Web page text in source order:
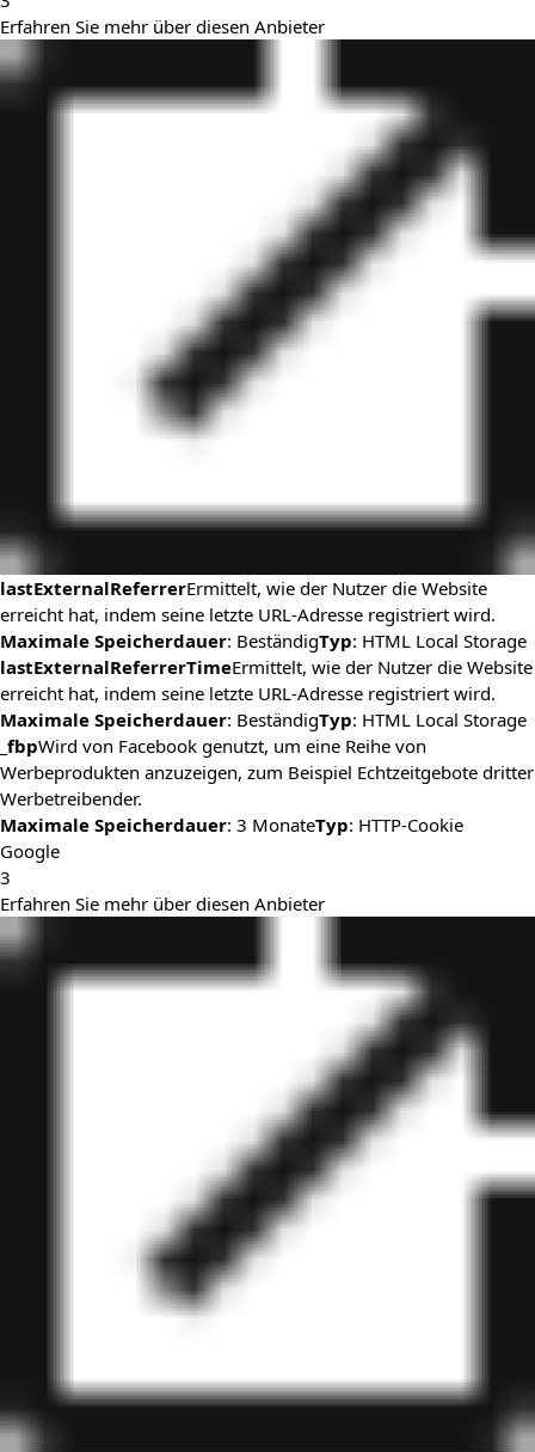
Erfahren Sie mehr über diesen Anbieter
lastExternalReferrerErmittelt, wie der Nutzer die Website
erreicht hat, indem seine letzte URL-Adresse registriert wird.
Maximale Speicherdauer: BeständigTyp: HTML Local Storage
lastExternalReferrerTimeErmittelt, wie der Nutzer die Website
erreicht hat, indem seine letzte URL-Adresse registriert wird.
Maximale Speicherdauer: BeständigTyp: HTML Local Storage
_fbpWird von Facebook genutzt, um eine Reihe von
Werbeprodukten anzuzeigen, zum Beispiel Echtzeitgebote dritter
Werbetreibender.
Maximale Speicherdauer: 3 MonateTyp: HTTP-Cookie
Google
3
Erfahren Sie mehr über diesen Anbieter